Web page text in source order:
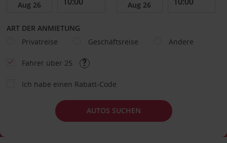
ART DER ANMIETUNG
Privatreise
Geschäftsreise Andere
Fahrer über 25
Ich habe einen Rabatt-Code
AUTOS SUCHEN